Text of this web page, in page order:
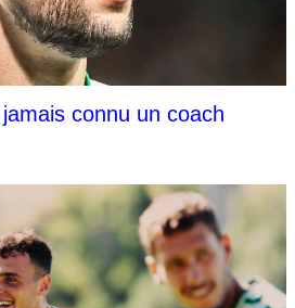
connu un coach